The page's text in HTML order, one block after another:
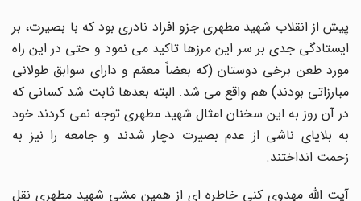
پیش از انقلاب شهید مطهری جزو افراد نادری بود که با بصیرت، بر
ایستادگی جدی بر سر این مرزها تاکید می نمود و حتی در این راه
مورد طعن برخی دوستان (که بعضاً معمّم و دارای سوابق طولانی
مبارزاتی بودند) هم واقع می شد. البته بعدها ثابت شد کسانی که
در آن روز به این سخنان امثال شهید مطهری توجه نمی کردند خود
به بلایای ناشی از عدم بصیرت دچار شدند و جامعه را نیز به
زحمت انداختند.
آیت الله مهدوی کنی خاطره ای از همین مشی شهید مطهری نقل